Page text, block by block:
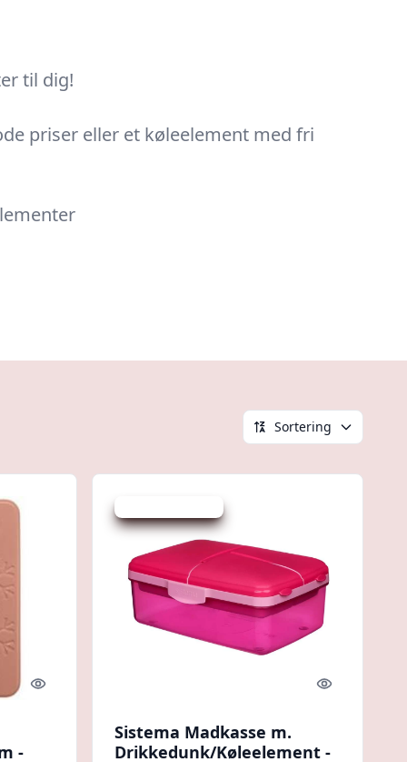
til dig!
priser eller et køleelement med fri
Sortering
Quick look
-
Quick look
Sistema Madkasse m.
Drikkedunk/Køleelement -